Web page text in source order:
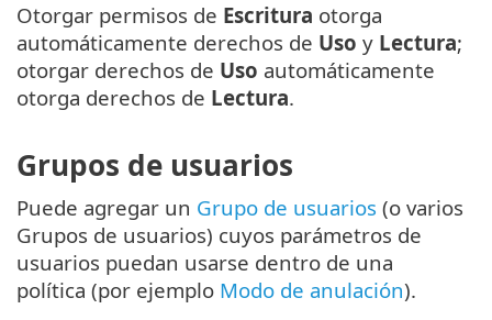
Otorgar permisos de Escritura otorga
automáticamente derechos de Uso y Lectura;
otorgar derechos de Uso automáticamente
otorga derechos de Lectura.
Grupos de usuarios
Puede agregar un Grupo de usuarios (o varios
Grupos de usuarios) cuyos parámetros de
usuarios puedan usarse dentro de una
política (por ejemplo Modo de anulación).